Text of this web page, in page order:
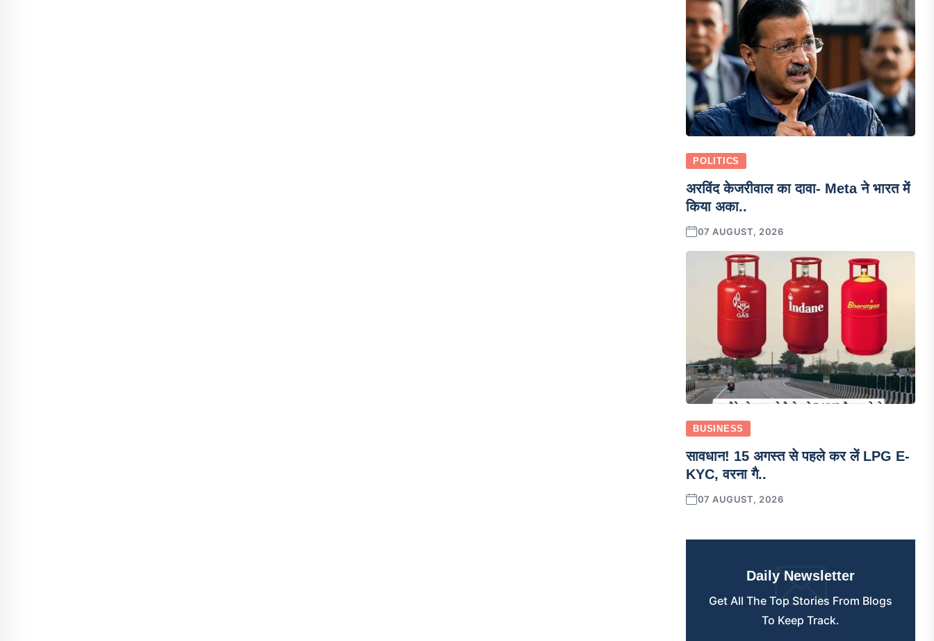
POLITICS
अरविंद केजरीवाल का दावा- Meta ने भारत में
किया अका..
07 AUGUST, 2026
BUSINESS
सावधान! 15 अगस्त से पहले कर लें LPG E-
KYC, वरना गै..
07 AUGUST, 2026
Daily Newsletter
Get All The Top Stories From Blogs
To Keep Track.